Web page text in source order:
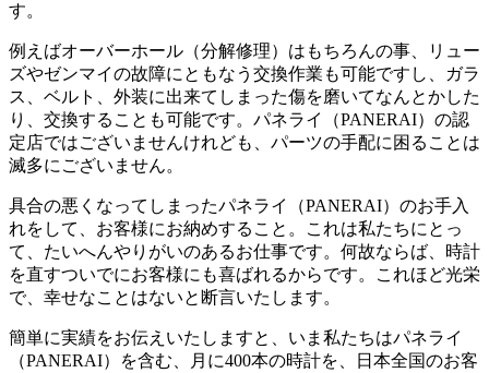
す。
例えばオーバーホール（分解修理）はもちろんの事、リュー
ズやゼンマイの故障にともなう交換作業も可能ですし、ガラ
ス、ベルト、外装に出来てしまった傷を磨いてなんとかした
り、交換することも可能です。パネライ（PANERAI）の認
定店ではございませんけれども、パーツの手配に困ることは
滅多にございません。
具合の悪くなってしまったパネライ（PANERAI）のお手入
れをして、お客様にお納めすること。これは私たちにとっ
て、たいへんやりがいのあるお仕事です。何故ならば、時計
を直すついでにお客様にも喜ばれるからです。これほど光栄
で、幸せなことはないと断言いたします。
簡単に実績をお伝えいたしますと、いま私たちはパネライ
（PANERAI）を含む、月に400本の時計を、日本全国のお客